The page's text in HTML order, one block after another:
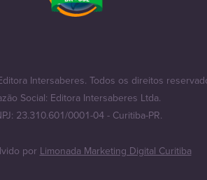
Intersaberes. Todos os direitos
Social: Editora Intersaberes Ltda.
23.310.601/0001-04 - Curitiba-PR.
porLimonada Marketing Digital Curitiba